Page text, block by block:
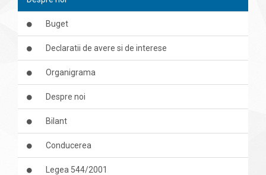
Buget
Declaratii de avere si de interese
Organigrama
Despre noi
Bilant
Conducerea
Legea 544/2001